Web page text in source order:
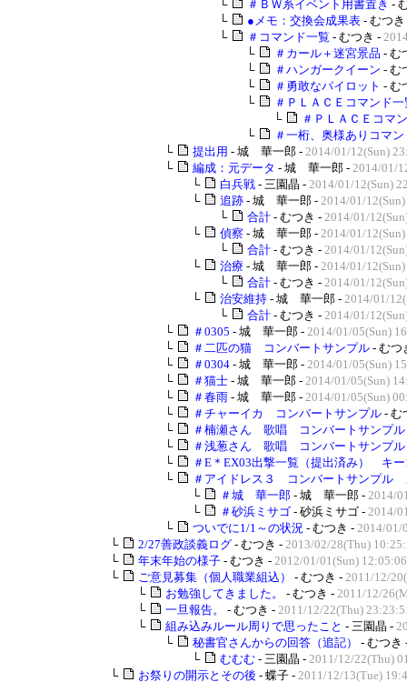
└
＃ＢＷ系イベント用書置き -
└
●メモ：交換会成果表 - むつ
└
＃コマンド一覧 - むつき -
└
＃カール＋迷宮景品 - む
└
＃ハンガークイーン - む
└
＃勇敢なパイロット - む
└
＃ＰＬＡＣＥコマンド一
└
＃ＰＬＡＣＥコマ
└
＃一桁、奥様ありコマ
└
提出用 - 城 華一郎 - 2014/01/12(Sun)
└
編成：元データ - 城 華一郎 - 2014/01/
└
白兵戦 - 三園晶 - 2014/01/12(Sun)
└
追跡 - 城 華一郎 - 2014/01/
└
合計 - むつき - 2014/01/
└
偵察 - 城 華一郎 - 2014/01/
└
合計 - むつき - 2014/01/
└
治療 - 城 華一郎 - 2014/01/
└
合計 - むつき - 2014/01/
└
治安維持 - 城 華一郎 - 2014/01/
└
合計 - むつき - 2014/01/
└
＃0305 - 城 華一郎 - 2014/01/05(Sun)
└
＃二匹の猫 コンバートサンプル - むつ
└
＃0304 - 城 華一郎 - 2014/01/05(Sun)
└
＃猫士 - 城 華一郎 - 2014/01/05(Sun)
└
＃春雨 - 城 華一郎 - 2014/01/05(Sun)
└
＃チャーイカ コンバートサンプル - む
└
＃楠瀬さん 歌唱 コンバートサンプル
└
＃浅葱さん 歌唱 コンバートサンプル
└
＃E＊EX03出撃一覧（提出済み） キー
└
＃アイドレス３ コンバートサンプル
└
＃城 華一郎 - 城 華一郎 - 2014/
└
＃砂浜ミサゴ - 砂浜ミサゴ - 2014/
└
ついでに1/1～の状況 - むつき - 2014/01/
└
2/27善政談義ログ - むつき - 2013/02/28(Thu)
└
年末年始の様子 - むつき - 2012/01/01(Sun) 12:05:06
└
ご意見募集（個人職業組込） - むつき - 2011/12/
└
お勉強してきました。 - むつき - 2011/12/
└
一旦報告。 - むつき - 2011/12/22(Thu)
└
組み込みルール周りで思ったこと - 三園晶 -
└
秘書官さんからの回答（追記）
- むつき
└
むむむ - 三園晶 - 2011/12/22(Thu)
└
お祭りの開示とその後 - 蝶子 - 2011/12/13(Tue)